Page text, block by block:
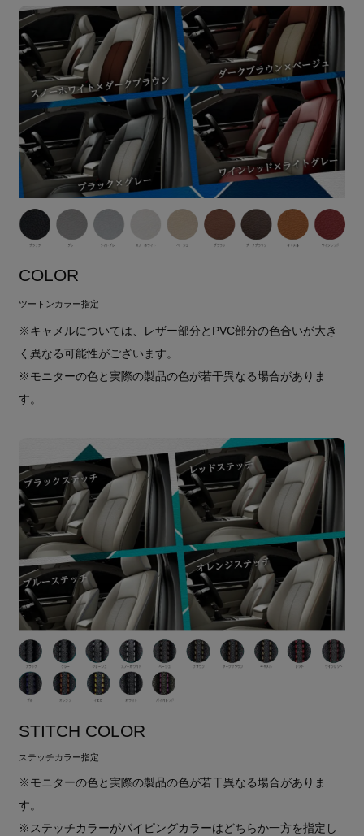
COLOR
ツートンカラー指定
※キャメルについては、レザー部分とPVC部分の色合いが大き
く異なる可能性がございます。
※モニターの色と実際の製品の色が若干異なる場合がありま
す。
STITCH COLOR
ステッチカラー指定
※モニターの色と実際の製品の色が若干異なる場合がありま
す。
※ステッチカラーがパイピングカラーはどちらか一方を指定し